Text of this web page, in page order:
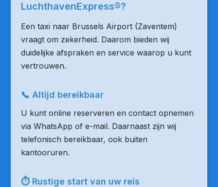
LuchthavenExpress®?
Een taxi naar Brussels Airport (Zaventem)
vraagt om zekerheid. Daarom bieden wij
duidelijke afspraken en service waarop u kunt
vertrouwen.
📞 Altijd bereikbaar
U kunt online reserveren en contact opnemen
via WhatsApp of e-mail. Daarnaast zijn wij
telefonisch bereikbaar, ook buiten
kantooruren.
⏱ Rustige start van uw reis